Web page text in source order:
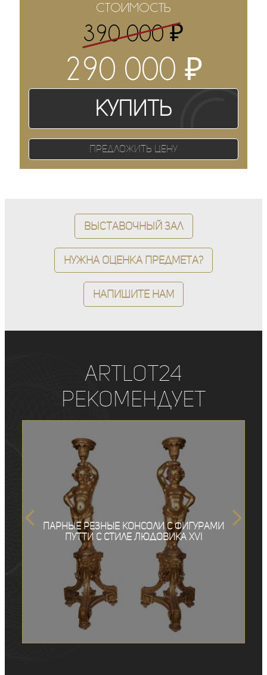
СТОИМОСТЬ
390 000₽
290 000 ₽
Купить
Предложить цену
Выставочный зал
Нужна оценка предмета?
Напишите нам
ArtLot24
рекомендует
Парные резные консоли с фигурами
путти с стиле Людовика XVI